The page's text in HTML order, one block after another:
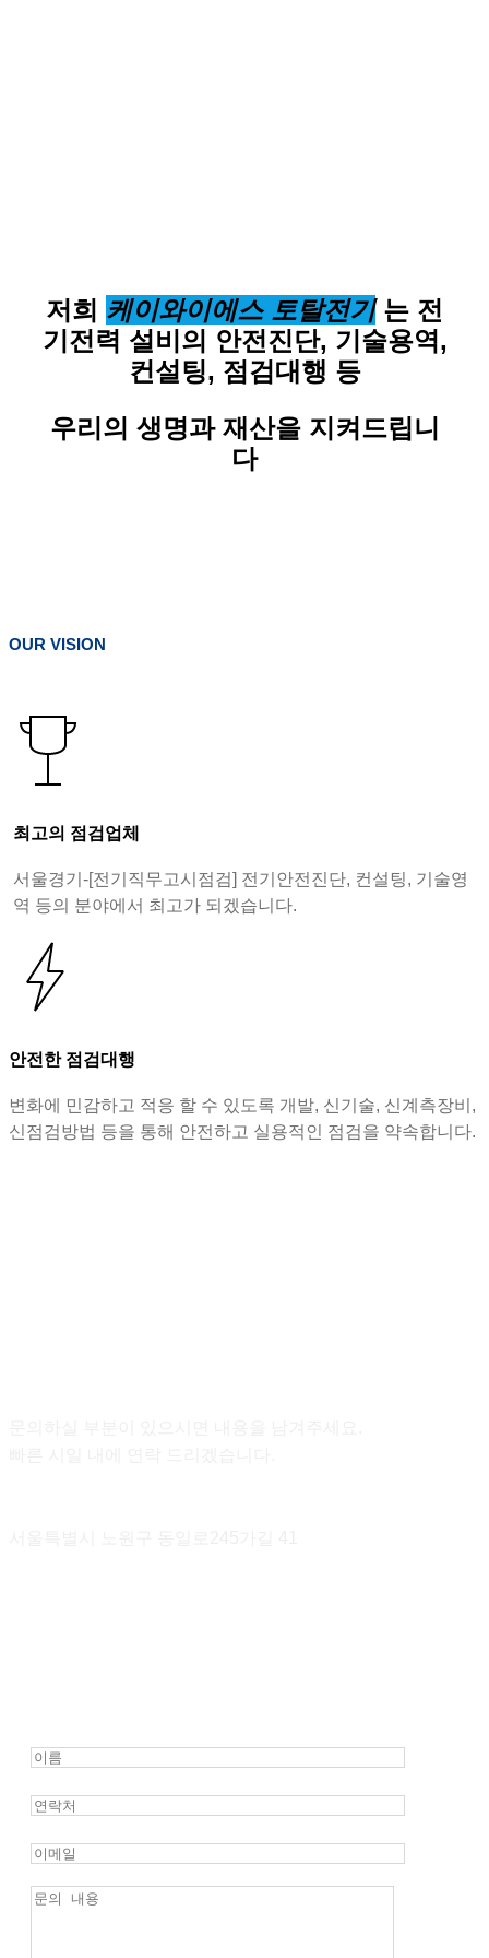
저희 케이와이에스 토탈전기는 전
기전력 설비의 안전진단, 기술용역,
컨설팅, 점검대행 등
우리의 생명과 재산을 지켜드립니
다
OUR VISION
최고의 점검업체
서울경기-[전기직무고시점검] 전기안전진단, 컨설팅, 기술영
역 등의 분야에서 최고가 되겠습니다.
안전한 점검대행
변화에 민감하고 적응 할 수 있도록 개발, 신기술, 신계측장비,
신점검방법 등을 통해 안전하고 실용적인 점검을 약속합니다.